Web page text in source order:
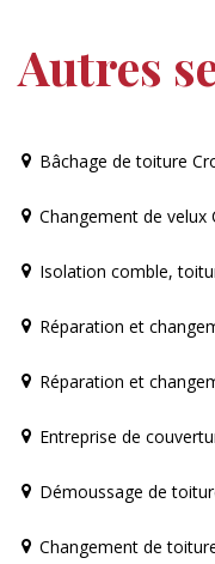
Autres
Bâchage de toiture
Changement de velux
Isolation comble,
Réparation et
Réparation et
Entreprise de
Démoussage de
Changement de